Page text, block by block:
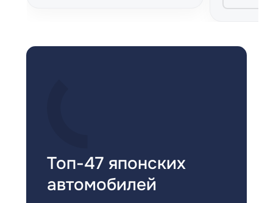
Топ-47 японских
автомобилей